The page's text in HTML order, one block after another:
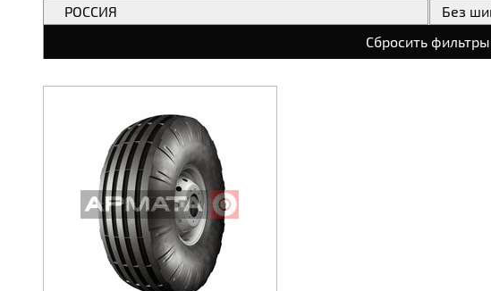
РОССИЯ
Без
Сбросить фильтры